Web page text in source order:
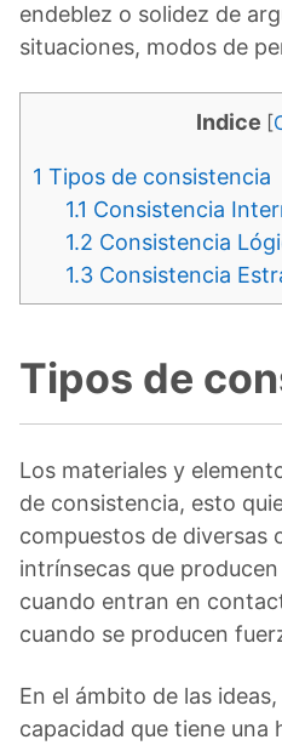
endeblez o solidez de
situaciones, modos de
Indice [
1 Tipos de consistencia
1.1 Consistencia
1.2 Consistencia
1.3 Consistencia
Tipos de
Los materiales y
de consistencia, esto
compuestos de diversas
intrínsecas que
cuando entran en
cuando se producen
En el ámbito de las
capacidad que tiene una